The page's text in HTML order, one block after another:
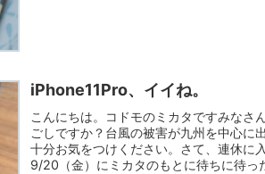
iPhone11Pro、イイね。
こんにちは。コドモのミカタですみなさ
ごしですか？台風の被害が九州を中心に
十分お気をつけください。さて、連休に入
9/20（金）にミカタのもとに待ちに待っ